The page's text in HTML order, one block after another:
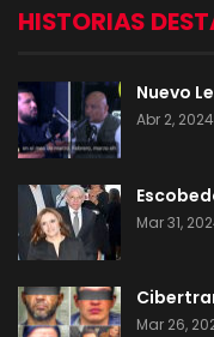
HISTORIAS
Nuevo
Abr 2, 2024
Mar 31,
Mar 26,